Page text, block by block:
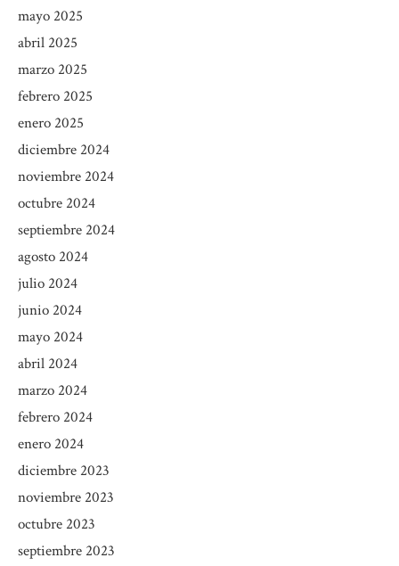
mayo 2025
abril 2025
marzo 2025
febrero 2025
enero 2025
diciembre 2024
noviembre 2024
octubre 2024
septiembre 2024
agosto 2024
julio 2024
junio 2024
mayo 2024
abril 2024
marzo 2024
febrero 2024
enero 2024
diciembre 2023
noviembre 2023
octubre 2023
septiembre 2023